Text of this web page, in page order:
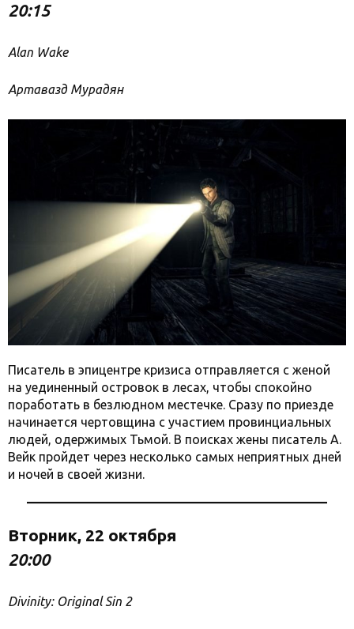
20:15
Alan Wake
Артавазд Мурадян
Писатель в эпицентре кризиса отправляется с женой
на уединенный островок в лесах, чтобы спокойно
поработать в безлюдном местечке. Сразу по приезде
начинается чертовщина с участием провинциальных
людей, одержимых Тьмой. В поисках жены писатель А.
Вейк пройдет через несколько самых неприятных дней
и ночей в своей жизни.
Вторник, 22 октября
20:00
Divinity: Original Sin 2